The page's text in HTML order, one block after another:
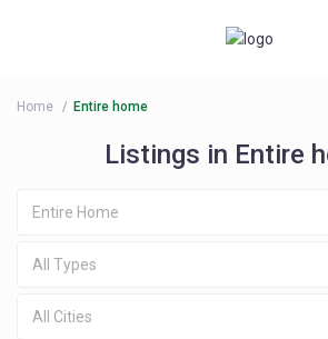
Home Entire home
Listings in Entire
Entire Home
All Types
All Cities